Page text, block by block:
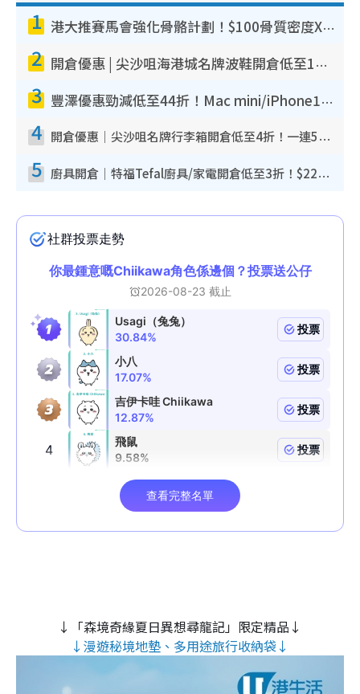
1 港大推賽馬會強化骨骼計劃！$100骨質密度X光檢查 完成免費運動訓練送超市禮券！附參加資格
2 開倉優惠 | 尖沙咀海港城名牌波鞋開倉低至1折！On鞋$899起／Joy&Peace鞋履$98起
3 豐澤優惠勁減低至44折！Mac mini/iPhone17Pro大減價！廚房家電$220起
4 開倉優惠｜尖沙咀名牌行李箱開倉低至4折！一連5日 American Tourister/ace./Hallmark $200起！
5 廚具開倉｜特福Tefal廚具/家電開倉低至3折！$220起買平底鍋/炒鑊/湯煲！電飯煲/吸塵機/燙斗$418起
↓「森境奇緣夏日異想尋龍記」限定精品↓
↓漫遊秘境地墊、多用途旅行收納袋↓